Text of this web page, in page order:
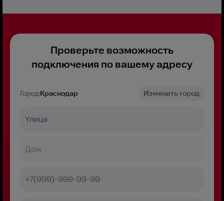
Проверьте возможность
подключения по вашему адресу
Город:Краснодар Изменить город